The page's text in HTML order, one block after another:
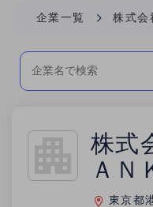
企業一覧 株式会
株式
ＡＮ
東京都